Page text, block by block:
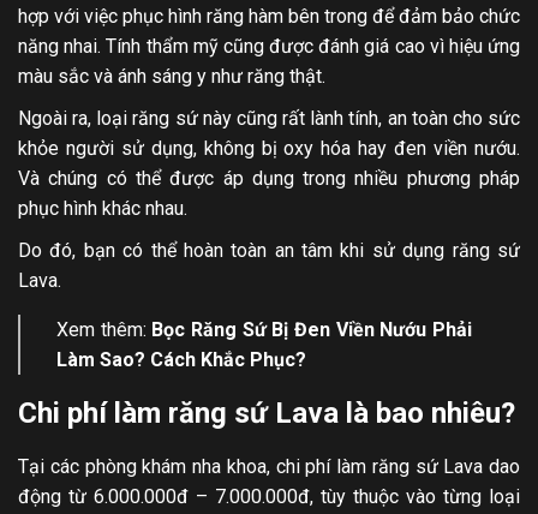
hợp với việc phục hình răng hàm bên trong để đảm bảo chức
năng nhai. Tính thẩm mỹ cũng được đánh giá cao vì hiệu ứng
màu sắc và ánh sáng y như răng thật.
Ngoài ra, loại răng sứ này cũng rất lành tính, an toàn cho sức
khỏe người sử dụng, không bị oxy hóa hay đen viền nướu.
Và chúng có thể được áp dụng trong nhiều phương pháp
phục hình khác nhau.
Do đó, bạn có thể hoàn toàn an tâm khi sử dụng răng sứ
Lava.
Xem thêm: Bọc Răng Sứ Bị Đen Viền Nướu Phải
Làm Sao? Cách Khắc Phục?
Chi phí làm răng sứ Lava là bao nhiêu?
Tại các phòng khám nha khoa, chi phí làm răng sứ Lava dao
động từ 6.000.000đ – 7.000.000đ, tùy thuộc vào từng loại